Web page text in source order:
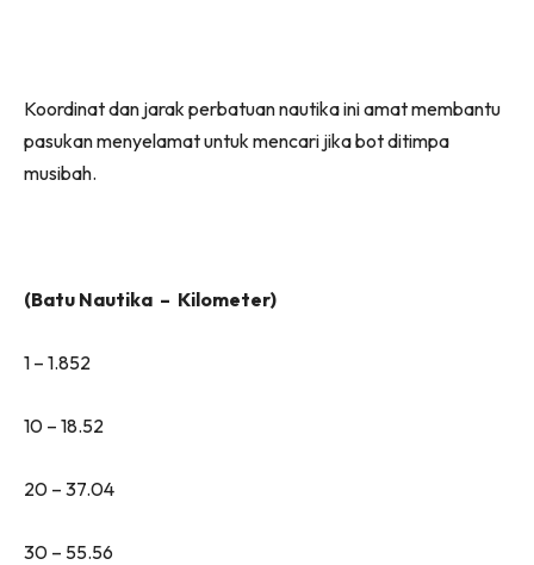
Koordinat dan jarak perbatuan nautika ini amat membantu
pasukan menyelamat untuk mencari jika bot ditimpa
musibah.
(Batu Nautika – Kilometer)
1 – 1.852
10 – 18.52
20 – 37.04
30 – 55.56